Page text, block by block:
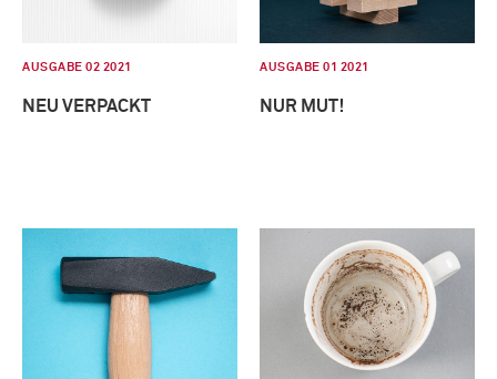
AUSGABE 02 2021
NEU VERPACKT
AUSGABE 01 2021
NUR MUT!